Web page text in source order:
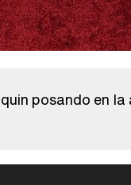
posando en